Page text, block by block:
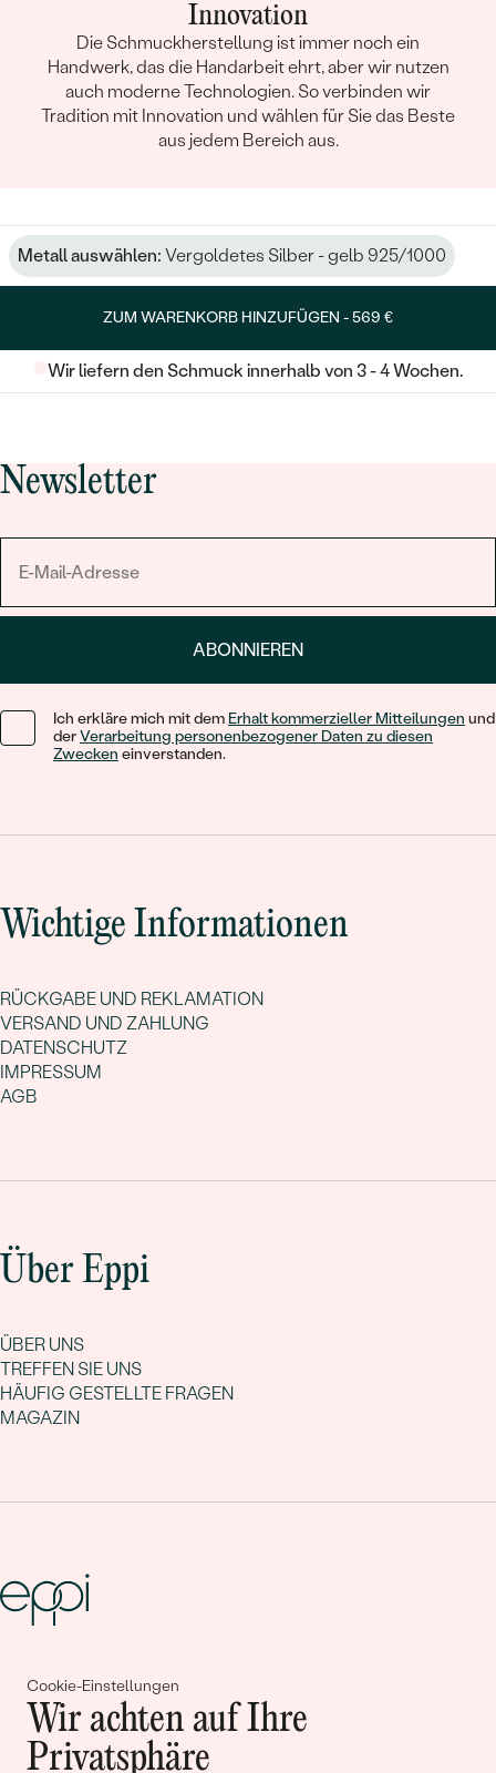
Cookie-Einstellungen
Wir achten auf Ihre
Privatsphäre
Innovation
Die Schmuckherstellung ist immer noch ein
Handwerk, das die Handarbeit ehrt, aber wir nutzen
auch moderne Technologien. So verbinden wir
Tradition mit Innovation und wählen für Sie das Beste
aus jedem Bereich aus.
Metall auswählen: Vergoldetes Silber - gelb 925/1000
ZUM WARENKORB HINZUFÜGEN -569 €
Wir liefern den Schmuck innerhalb von 3 - 4 Wochen.
Newsletter
ABONNIEREN
Ich erkläre mich mit dem Erhalt kommerzieller Mitteilungen und
derVerarbeitung personenbezogener Daten zu diesen
Zwecken einverstanden.
Wichtige Informationen
RÜCKGABE UND REKLAMATION
VERSAND UND ZAHLUNG
DATENSCHUTZ
IMPRESSUM
AGB
Über Eppi
ÜBER UNS
TREFFEN SIE UNS
HÄUFIG GESTELLTE FRAGEN
MAGAZIN
Gemeinsam erschaffen wir
Geschichten von Schönheit und
Liebe